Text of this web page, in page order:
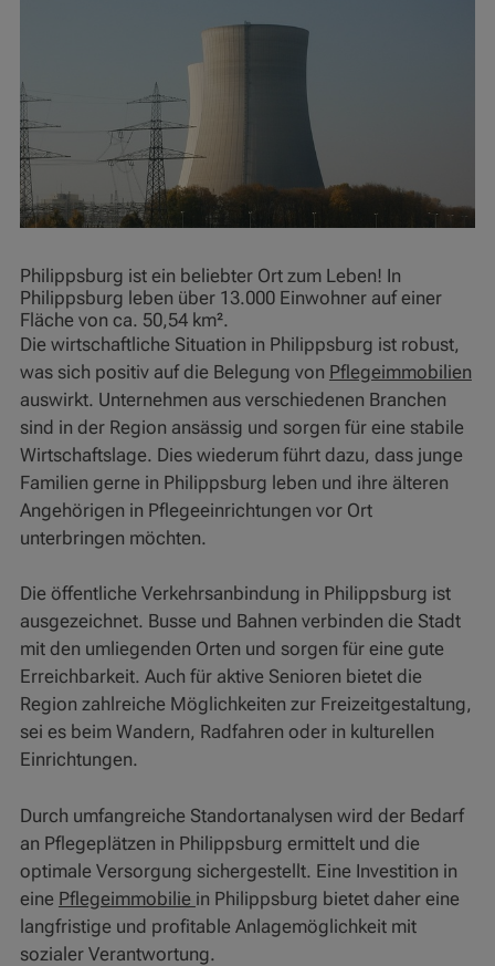
Philippsburg ist ein beliebter Ort zum Leben! In
Philippsburg leben über 13.000 Einwohner auf einer
Fläche von ca. 50,54 km².
Die wirtschaftliche Situation in Philippsburg ist robust,
was sich positiv auf die Belegung von Pflegeimmobilien
auswirkt. Unternehmen aus verschiedenen Branchen
sind in der Region ansässig und sorgen für eine stabile
Wirtschaftslage. Dies wiederum führt dazu, dass junge
Familien gerne in Philippsburg leben und ihre älteren
Angehörigen in Pflegeeinrichtungen vor Ort
unterbringen möchten.
Die öffentliche Verkehrsanbindung in Philippsburg ist
ausgezeichnet. Busse und Bahnen verbinden die Stadt
mit den umliegenden Orten und sorgen für eine gute
Erreichbarkeit. Auch für aktive Senioren bietet die
Region zahlreiche Möglichkeiten zur Freizeitgestaltung,
sei es beim Wandern, Radfahren oder in kulturellen
Einrichtungen.
Durch umfangreiche Standortanalysen wird der Bedarf
an Pflegeplätzen in Philippsburg ermittelt und die
optimale Versorgung sichergestellt. Eine Investition in
eine Pflegeimmobilie in Philippsburg bietet daher eine
langfristige und profitable Anlagemöglichkeit mit
sozialer Verantwortung.